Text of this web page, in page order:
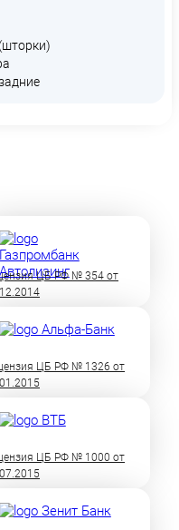
ЦБ РФ № 354 от
ЦБ РФ № 1326 от
ЦБ РФ № 1000 от